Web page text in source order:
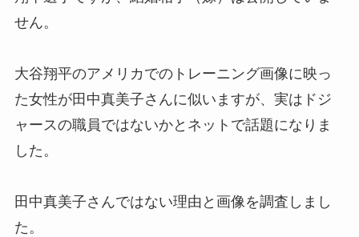
せん。
大谷翔平のアメリカでのトレーニング画像に映っ
た女性が田中真美子さんに似いますが、実はドジ
ャースの職員ではないかとネットで話題になりま
した。
田中真美子さんではない理由と画像を調査しまし
た。